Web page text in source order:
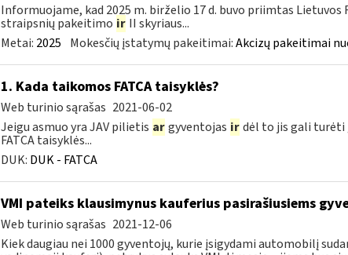
Informuojame, kad 2025 m. birželio 17 d. buvo priimtas Lietuvos
straipsnių pakeitimo ir II skyriaus...
Metai: 2025 Mokesčių įstatymų pakeitimai:Akcizų pakeitimai
1. Kada taikomos FATCA taisyklės?
Web turinio sąrašas 2021-06-02
Jeigu asmuo yra JAV pilietis ar gyventojas ir dėl to jis gali turėti
FATCA taisyklės...
DUK: DUK - FATCA
VMI pateiks klausimynus kauferius pasirašiusiems
Web turinio sąrašas 2021-12-06
Kiek daugiau nei 1000 gyventojų, kurie įsigydami automobilį